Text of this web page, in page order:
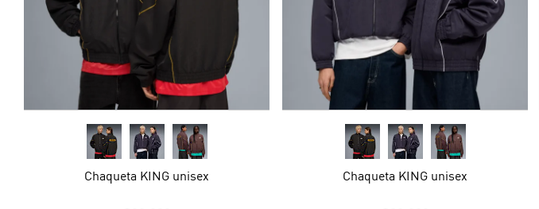
Chaqueta KING unisex Chaqueta KING unisex